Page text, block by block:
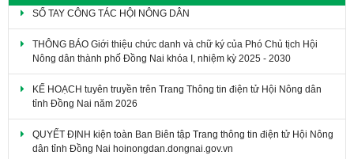
SỔ TAY CÔNG TÁC HỘI NÔNG DÂN
THÔNG BÁO Giới thiệu chức danh và chữ ký của Phó Chủ tịch Hội
Nông dân thành phố Đồng Nai khóa I, nhiệm kỳ 2025 - 2030
KẾ HOẠCH tuyên truyền trên Trang Thông tin điện tử Hội Nông dân
tỉnh Đồng Nai năm 2026
QUYẾT ĐỊNH kiện toàn Ban Biên tập Trang thông tin điện tử Hội Nông
dân tỉnh Đồng Nai hoinongdan.dongnai.gov.vn